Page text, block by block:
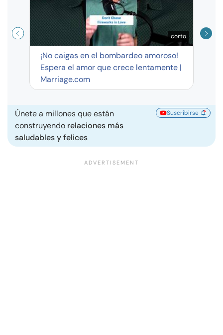
corto
¡No caigas en el bombardeo amoroso!
Espera el amor que crece lentamente |
Marriage.com
Únete a millones que están
construyendo relaciones más
saludables y felices
Suscribirse